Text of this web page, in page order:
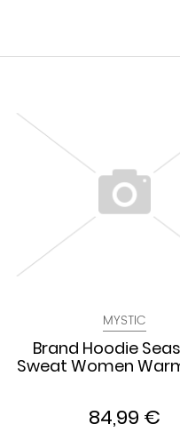
MYSTIC
Brand Hoodie
Sweat Women
84,99 €